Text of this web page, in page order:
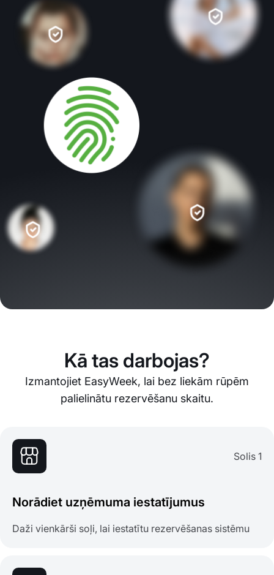
Kā tas darbojas?
Izmantojiet EasyWeek, lai bez liekām rūpēm
palielinātu rezervēšanu skaitu.
Solis 1
Norādiet uzņēmuma iestatījumus
Daži vienkārši soļi, lai iestatītu rezervēšanas sistēmu